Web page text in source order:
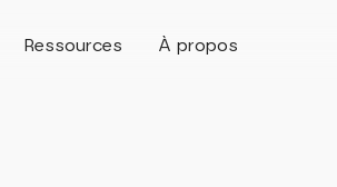
Ressources À propos